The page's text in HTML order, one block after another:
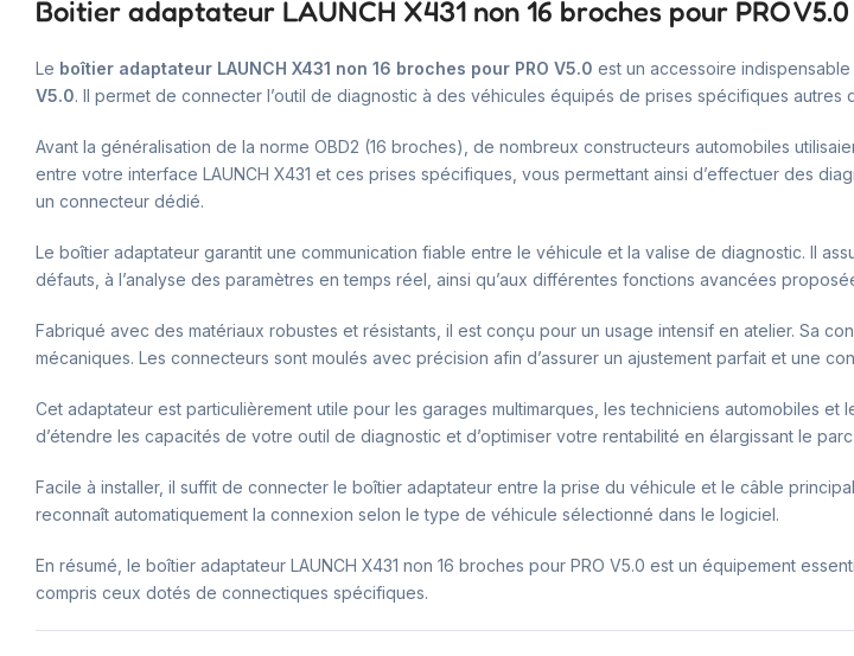
Boitier adaptateur LAUNCH X431 non 16 broches pour PRO V5.0
Le boîtier adaptateur LAUNCH X431 non 16 broches pour PRO V5.0 est un accessoire
V5.0. Il permet de connecter l’outil de diagnostic à des véhicules équipés de prises spécifiques autres
Avant la généralisation de la norme OBD2 (16 broches), de nombreux constructeurs automobiles
entre votre interface LAUNCH X431 et ces prises spécifiques, vous permettant ainsi d’effectuer des
un connecteur dédié.
Le boîtier adaptateur garantit une communication fiable entre le véhicule et la valise de diagnostic. Il
défauts, à l’analyse des paramètres en temps réel, ainsi qu’aux différentes fonctions avancées
Fabriqué avec des matériaux robustes et résistants, il est conçu pour un usage intensif en atelier. Sa
mécaniques. Les connecteurs sont moulés avec précision afin d’assurer un ajustement parfait et une
Cet adaptateur est particulièrement utile pour les garages multimarques, les techniciens automobiles
d’étendre les capacités de votre outil de diagnostic et d’optimiser votre rentabilité en élargissant le
Facile à installer, il suffit de connecter le boîtier adaptateur entre la prise du véhicule et le câble
reconnaît automatiquement la connexion selon le type de véhicule sélectionné dans le logiciel.
En résumé, le boîtier adaptateur LAUNCH X431 non 16 broches pour PRO V5.0 est un équipement
compris ceux dotés de connectiques spécifiques.